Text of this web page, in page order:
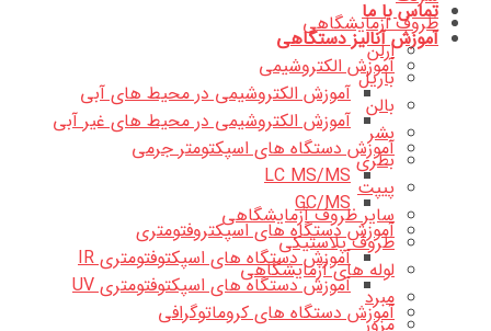
تماس با ما
آموزش آنالیز دستگاهی
آموزش الکتروشیمی
آموزش الکتروشیمی در محیط های آبی
آموزش الکتروشیمی در محیط های غیر آبی
آموزش دستگاه های اسپکتومتر جرمی
LC MS/MS
GC/MS
آموزش دستگاه های اسپکتروفتومتری
آموزش دستگاه های اسپکتوفتومتری IR
آموزش دستگاه های اسپکتوفتومتری UV
آموزش دستگاه های کروماتوگرافی
ظروف آزمایشگاهی
ارلن
باریل
بالن
بشر
بطری
پیپت
سایر ظروف آزمایشگاهی
ظروف پلاستیکی
لوله های آزمایشگاهی
مبرد
مزور